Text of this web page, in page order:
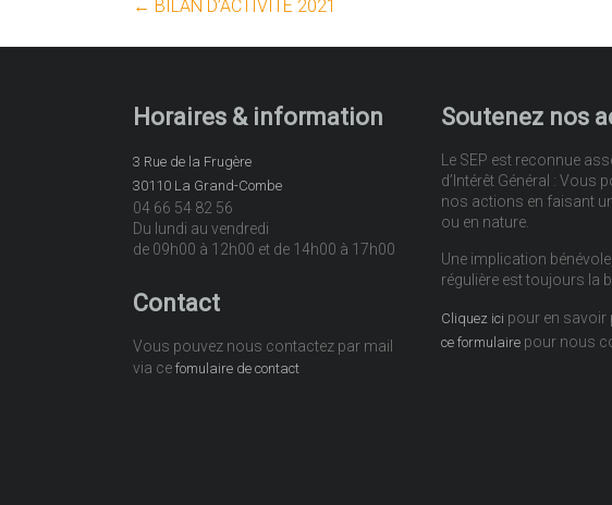
← BILAN D’ACTIVITÉ 2021
Horaires & information
3 Rue de la Frugère
30110 La Grand-Combe
04 66 54 82 56
Du lundi au vendredi
de 09h00 à 12h00 et de 14h00 à 17h00
Contact
Vous pouvez nous contactez par mail
via ce fomulaire de contact
Soutenez nos
Le SEP est reconnue
d’Intérêt Général : Vous
nos actions en faisant
ou en nature.
Une implication
régulière est toujours la
Cliquez ici pour en savoir
ce formulairepour nous